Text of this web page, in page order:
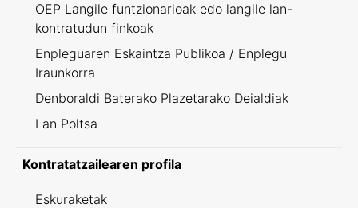
OEP Langile funtzionarioak edo langile lan-
kontratudun finkoak
Enpleguaren Eskaintza Publikoa / Enplegu
Iraunkorra
Denboraldi Baterako Plazetarako Deialdiak
Lan Poltsa
Kontratatzailearen profila
Eskuraketak